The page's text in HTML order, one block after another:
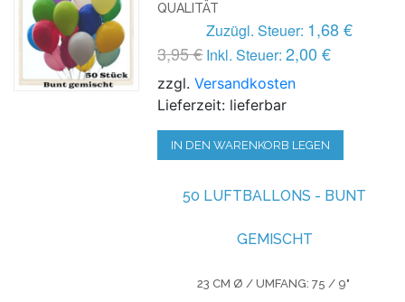
QUALITÄT
3,95 €
Zuzügl. Steuer: 1,68 €
Inkl. Steuer: 2,00 €
zzgl.Versandkosten
Lieferzeit: lieferbar
IN DEN WARENKORB LEGEN
50 LUFTBALLONS - BUNT
GEMISCHT
23 CM Ø / UMFANG: 75 / 9"